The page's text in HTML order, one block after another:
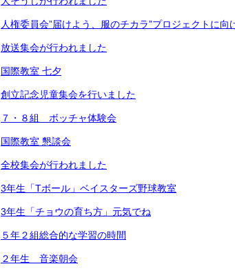
人権委員会”届けよう、服のチカラ”プロジェクトに向
放送集会が行われました
国際教室 七夕
創立記念児童集会を行いました
７・８組 ボッチャ体験会
国際教室 懇談会
全校集会が行われました
3年生「Tボール」ベイスターズ野球教室
3年生「チョウの育ち方」元気でね
５年２組総合的な学習の時間
２年生 音楽朝会